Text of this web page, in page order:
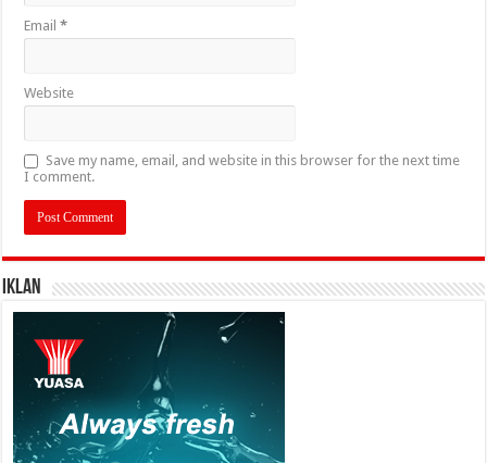
Email*
Website
Save my name, email, and website in this browser for the next time
I comment.
IKLAN